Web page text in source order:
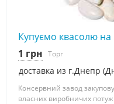
Купуємо квасолю на
доставка из г.Днепр
1 грн Торг
Консервний завод
власних виробничих